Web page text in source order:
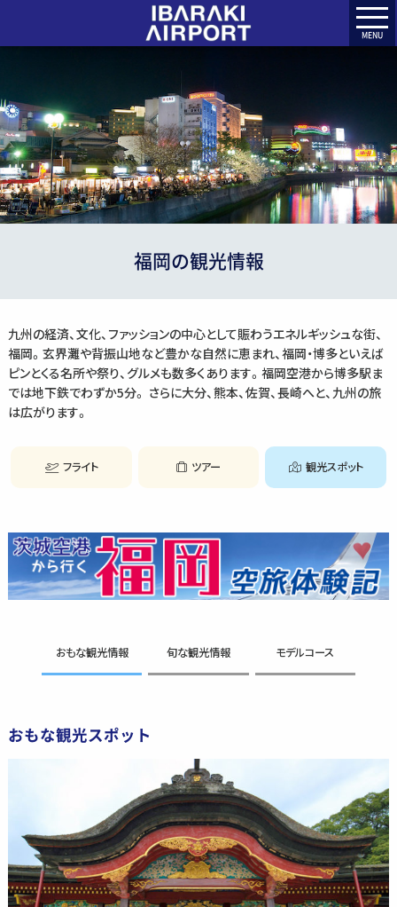
MENU
福岡の観光情報
九州の経済、文化、ファッションの中心として賑わうエネルギッシュな街、
福岡。玄界灘や背振山地など豊かな自然に恵まれ、福岡・博多といえば
ピンとくる名所や祭り、グルメも数多くあります。福岡空港から博多駅ま
では地下鉄でわずか5分。 さらに大分、熊本、佐賀、長崎へと、九州の旅
は広がります。
フライト ツアー 観光スポット
おもな観光情報 旬な観光情報 モデルコース
おもな観光スポット